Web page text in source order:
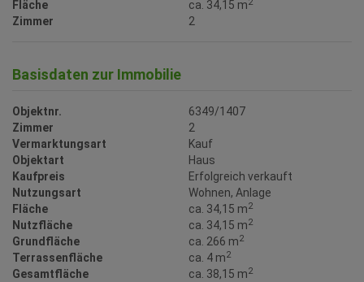
Fläche
ca. 34,15 m
Zimmer 2
Basisdaten zur Immobilie
Objektnr.
6349/1407
Zimmer
2
Vermarktungsart
Kauf
Objektart
Haus
Kaufpreis
Erfolgreich verkauft
Nutzungsart
Wohnen Anlage
Fläche
ca. 34,15 m2
Nutzfläche ca. 34,15 m2
Grundfläche ca. 266 m2
Terrassenfläche ca. 4 m2
Gesamtfläche ca. 38,15 m2